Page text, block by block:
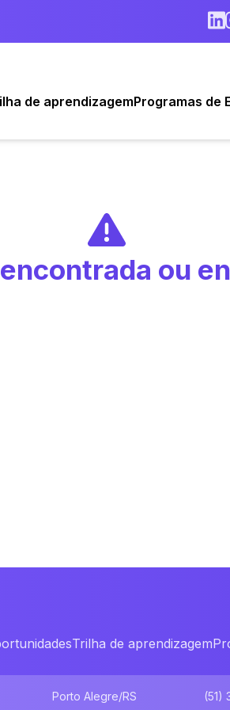
de aprendizagemProgramas de
ou
Trilha de aprendizagem
Porto Alegre/RS (51)